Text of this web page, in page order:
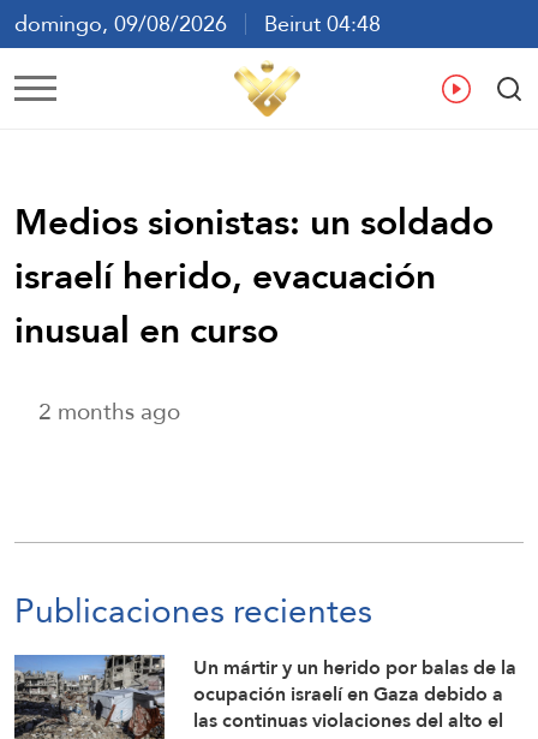
domingo, 09/08/2026
Beirut 04:48
ع En
Medios sionistas: un soldado
israelí herido, evacuación
inusual en curso
2 months ago
Publicaciones recientes
Un mártir y un herido por balas de la
ocupación israelí en Gaza debido a
las continuas violaciones del alto el